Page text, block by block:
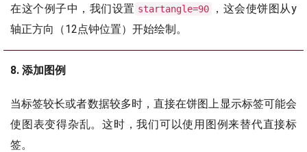
在这个例子中，我们设置 startangle=90
，这会使饼图从y
轴正方向（12点钟位置）开始绘制。
8. 添加图例
当标签较长或者数据较多时，直接在饼图上显示标签可能会
使图表变得杂乱。这时，我们可以使用图例来替代直接标
签。